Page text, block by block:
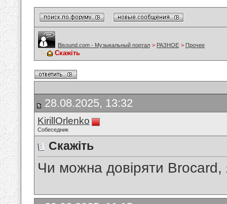
Bisound.com - Музыкальный портал > РАЗНОЕ > Прочее
Скажіть
28.08.2025, 13:32
KirillOrlenko
Собеседник
Скажіть
Чи можна довіряти Brocard,